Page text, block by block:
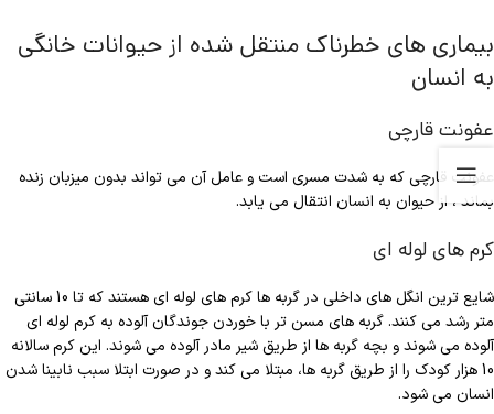
بیماری های خطرناک منتقل شده از حیوانات خانگی
به انسان
عفونت قارچی
عفونت قارچی که به شدت مسری است و عامل آن می تواند بدون میزبان زنده
بماند ، از حیوان به انسان انتقال می یابد.
کرم های لوله ای
شایع ترین انگل های داخلی در گربه ها کرم های لوله ای هستند که تا 10 سانتی
متر رشد می کنند. گربه های مسن تر با خوردن جوندگان آلوده به کرم لوله ای
آلوده می شوند و بچه گربه ها از طریق شیر مادر آلوده می شوند. این کرم سالانه
10 هزار کودک را از طریق گربه ها، مبتلا می کند و در صورت ابتلا سبب نابینا شدن
انسان می شود.